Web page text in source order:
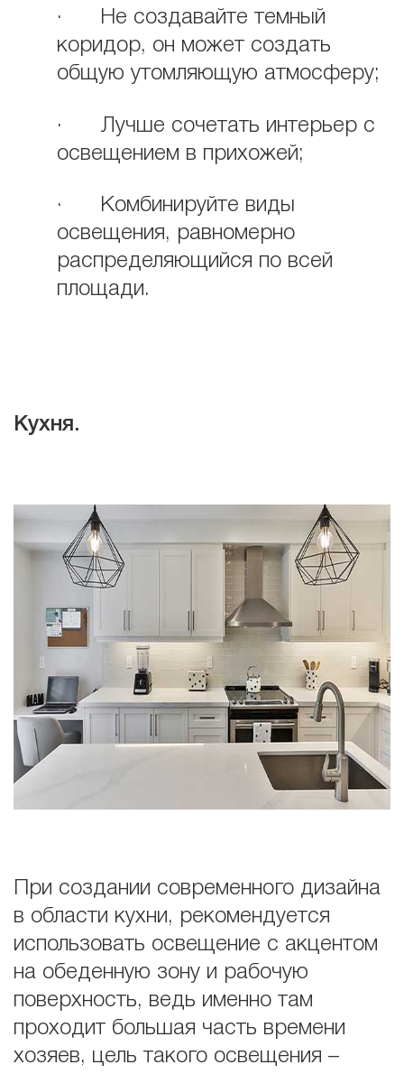
· Не создавайте темный
коридор, он может создать
общую утомляющую атмосферу;
· Лучше сочетать интерьер с
освещением в прихожей;
· Комбинируйте виды
освещения, равномерно
распределяющийся по всей
площади.
Кухня.
При создании современного дизайна
в области кухни, рекомендуется
использовать освещение с акцентом
на обеденную зону и рабочую
поверхность, ведь именно там
проходит большая часть времени
хозяев, цель такого освещения –